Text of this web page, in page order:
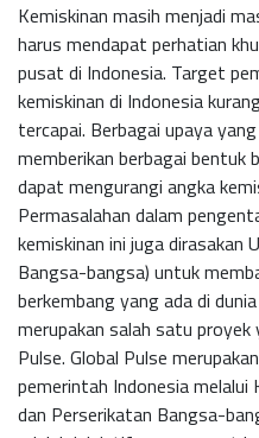
Kemiskinan masih menjadi
harus mendapat perhatian
pusat di Indonesia. Target
kemiskinan di Indonesia
tercapai. Berbagai upaya
memberikan berbagai bentuk
dapat mengurangi angka
Permasalahan dalam
kemiskinan ini juga dirasakan
Bangsa-bangsa) untuk
berkembang yang ada di
merupakan salah satu proyek
Pulse. Global Pulse
pemerintah Indonesia
dan Perserikatan Bangsa-